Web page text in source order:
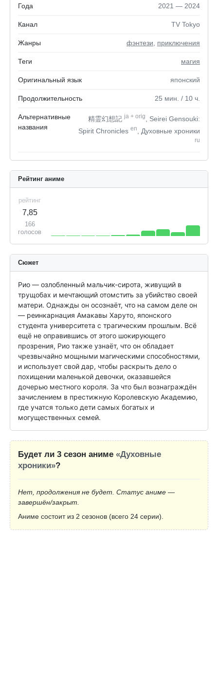
Года 2021 — 2024
Канал TV Tokyo
Жанры фэнтези приключения
Теги магия
Оригинальный язык японский
Продолжительность 25 мин. / 10 ч.
Альтернативные
названия
精霊幻想記ja + orig
, Seirei Gensouki:
Spirit Chronicles en , Духовные хроники
ru
Рейтинг аниме
рейтинг
7,85
166
голосов
Сюжет
Рио — озлобленный мальчик-сирота, живущий в
трущобах и мечтающий отомстить за убийство своей
матери. Однажды он осознаёт, что на самом деле он
— реинкарнация Амакавы Харуто, японского
студента университета с трагическим прошлым. Всё
ещё не оправившись от этого шокирующего
прозрения, Рио также узнаёт, что он обладает
чрезвычайно мощными магическими способностями,
и использует свой дар, чтобы раскрыть дело о
похищении маленькой девочки, оказавшейся
дочерью местного короля. За что был вознаграждён
зачислением в престижную Королевскую Академию,
где учатся только дети самых богатых и
могущественных семей.
Будет ли 3 сезон аниме «Духовные
хроники»?
Нет, продолжения не будет. Статус аниме —
завершён/закрыт.
Аниме состоит из 2 сезонов (всего 24 серии).